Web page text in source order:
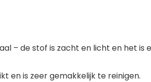
– de stof is zacht en licht en het is
en is zeer gemakkelijk te reinigen.